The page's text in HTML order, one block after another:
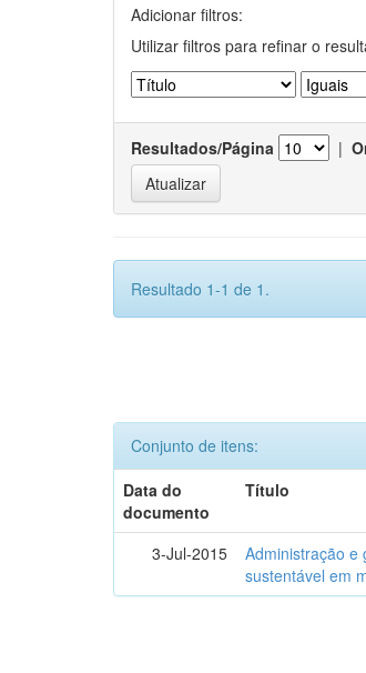
Adicionar filtros:
Utilizar filtros para refinar o
Resultados/Página |
Resultado 1-1 de 1.
Conjunto de itens:
Data do
documento
Título
3-Jul-2015
Administração e
sustentável em